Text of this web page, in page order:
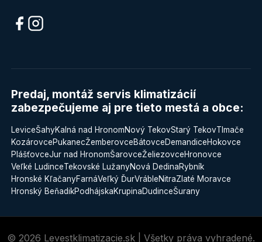
Predaj, montáž servis klimatizácií
zabezpečujeme aj pre tieto mestá a obce:
LeviceŠahyKalná nad HronomNový TekovStarý TekovTlmače
KozárovcePukanecŽemberovceBátovceDemandiceHokovce
PlášťovceJur nad HronomŠarovceŽeliezovceHronovce
Veľké LudinceTekovské LužanyNová DedinaRybník
Hronské KľačanyFarnáVeľký ĎurVrábleNitraZlaté Moravce
Hronský BeňadikPodhájskaKrupinaDudinceŠurany
© 2026 Levestklimatizacie.sk | Všetky práva vyhradené.